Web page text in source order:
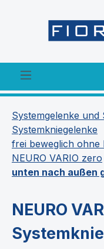
Systemgelenke und
Systemkniegelenke
frei beweglich ohne
NEURO VARIO zero
unten nach außen
NEURO